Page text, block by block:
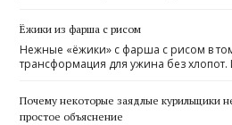
Ёжики из фарша с рисом
Нежные «ёжики» с фарша с рисом в
трансформация для ужина без
Почему некоторые заядлые курильщики
простое объяснение